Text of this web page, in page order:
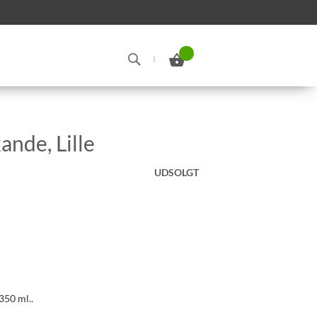
Min indkøbskurv
Search
Lille
UDSOLGT
ml..